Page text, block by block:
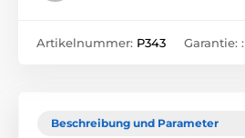
Artikelnummer: P343 Garantie: :
Beschreibung und Parameter